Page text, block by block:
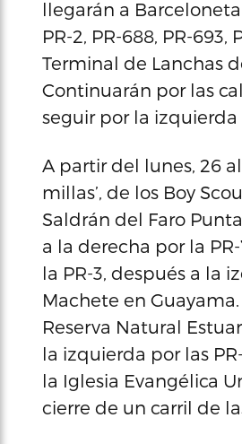
llegarán a
PR-2, PR-688, PR-693,
Terminal de Lanchas
Continuarán por las
seguir por la
A partir del lunes, 26
millas’, de los Boy
Saldrán del Faro
a la derecha por la
la PR-3, después a la
Machete en
Reserva Natural
la izquierda por las
la Iglesia Evangélica
cierre de un carril de